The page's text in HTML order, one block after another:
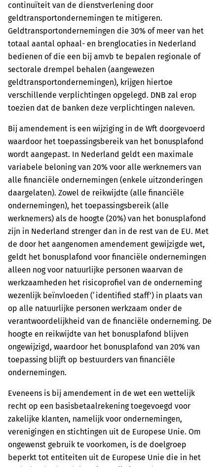
continuïteit van de dienstverlening door
geldtransportondernemingen te mitigeren.
Geldtransportondernemingen die 30% of meer van het
totaal aantal ophaal- en brenglocaties in Nederland
bedienen of die een bij amvb te bepalen regionale of
sectorale drempel behalen (aangewezen
geldtransportondernemingen), krijgen hiertoe
verschillende verplichtingen opgelegd. DNB zal erop
toezien dat de banken deze verplichtingen naleven.
Bij amendement is een wijziging in de Wft doorgevoerd
waardoor het toepassingsbereik van het bonusplafond
wordt aangepast. In Nederland geldt een maximale
variabele beloning van 20% voor alle werknemers van
alle financiële ondernemingen (enkele uitzonderingen
daargelaten). Zowel de reikwijdte (alle financiële
ondernemingen), het toepassingsbereik (alle
werknemers) als de hoogte (20%) van het bonusplafond
zijn in Nederland strenger dan in de rest van de EU. Met
de door het aangenomen amendement gewijzigde wet,
geldt het bonusplafond voor financiële ondernemingen
alleen nog voor natuurlijke personen waarvan de
werkzaamheden het risicoprofiel van de onderneming
wezenlijk beïnvloeden (‘identified staff’) in plaats van
op alle natuurlijke personen werkzaam onder de
verantwoordelijkheid van de financiële onderneming. De
hoogte en reikwijdte van het bonusplafond blijven
ongewijzigd, waardoor het bonusplafond van 20% van
toepassing blijft op bestuurders van financiële
ondernemingen.
Eveneens is bij amendement in de wet een wettelijk
recht op een basisbetaalrekening toegevoegd voor
zakelijke klanten, namelijk voor ondernemingen,
verenigingen en stichtingen uit de Europese Unie. Om
ongewenst gebruik te voorkomen, is de doelgroep
beperkt tot entiteiten uit de Europese Unie die in het